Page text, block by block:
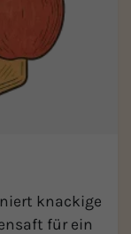
knackige
für ein